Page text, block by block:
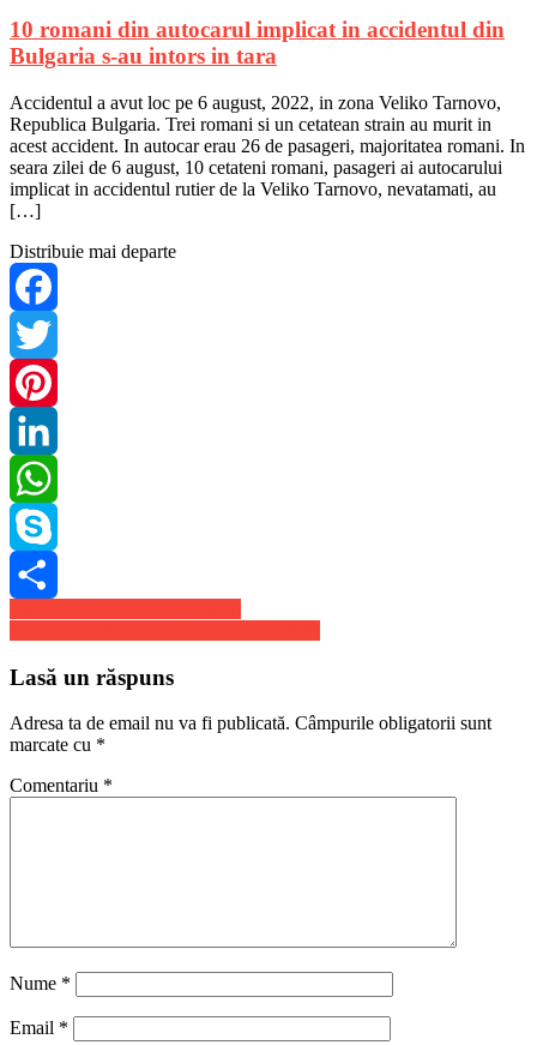
10 romani din autocarul implicat in accidentul din
Bulgaria s-au intors in tara
Accidentul a avut loc pe 6 august, 2022, in zona Veliko Tarnovo,
Republica Bulgaria. Trei romani si un cetatean strain au murit in
acest accident. In autocar erau 26 de pasageri, majoritatea romani. In
seara zilei de 6 august, 10 cetateni romani, pasageri ai autocarului
implicat in accidentul rutier de la Veliko Tarnovo, nevatamati, au
[…]
Distribuie mai departe
Facebook
Twitter
Pinterest
LinkedIn
WhatsApp
Skype
Share
Navigare
în
articole
Lasă un răspuns
Adresa ta de email nu va fi publicată. Câmpurile obligatorii sunt
marcate cu *
Comentariu *
Nume *
Email *